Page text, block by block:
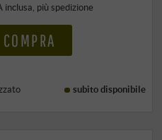
inclusa , più spedizione
COMPRA
subito disponibile